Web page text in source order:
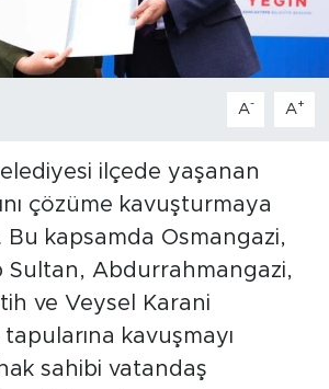
A- A+
ilçede yaşanan
çözüme kavuşturmaya
Bu kapsamda Osmangazi,
Sultan, Abdurrahmangazi,
ve Veysel Karani
kavuşmayı
sahibi vatandaş